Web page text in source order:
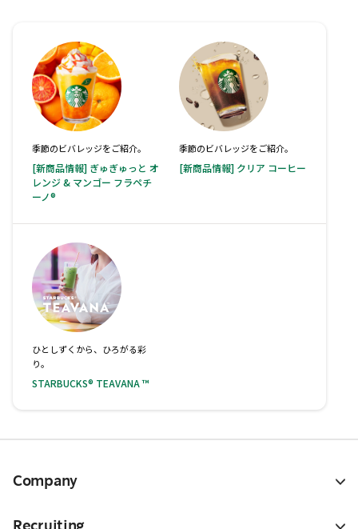
季節のビバレッジをご紹介。
[新商品情報] ぎゅぎゅっと オ
レンジ & マンゴー フラペチ
ーノ®
季節のビバレッジをご紹介。
[新商品情報] クリア コーヒー
ひとしずくから、ひろがる彩
り。
STARBUCKS® TEAVANA ™
Company
Recruiting